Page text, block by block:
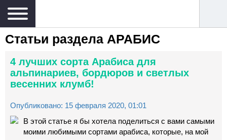
Статьи раздела АРАБИС
4 лучших сорта Арабиса для
альпинариев, бордюров и светлых
весенних клумб!
Опубликовано: 15 февраля 2020, 01:01
В этой статье я бы хотела поделиться с вами самыми
моими любимыми сортами арабиса, которые, на мой